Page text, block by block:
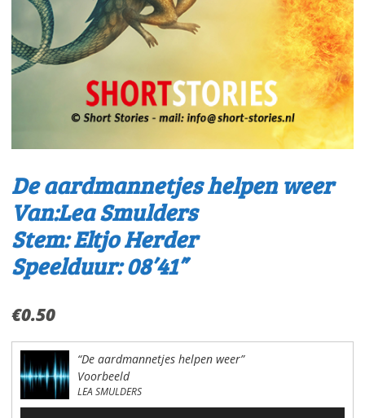
De aardmannetjes helpen weer
Van:Lea Smulders
Stem: Eltjo Herder
Speelduur: 08’41”
€0.50
“De aardmannetjes helpen weer”
Voorbeeld
LEA SMULDERS